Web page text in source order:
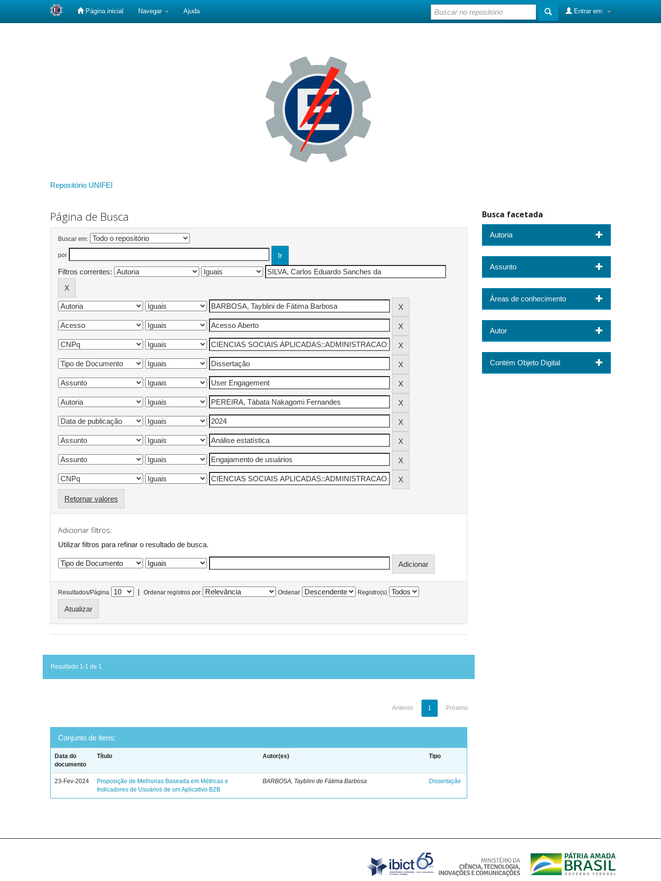
Página inicial Navegar Ajuda Entrar em:
Repositório UNIFEI
Página de Busca
Buscar em:
por
Filtros correntes:
Retornar valores
Adicionar filtros:
Utilizar filtros para refinar o resultado de busca.
Resultados/Página | Ordenar registros por Ordenar Registro(s)
Resultado 1-1 de 1.
Anterior 1 Próximo
Conjunto de itens:
Data do
documento
Título Autor(es) Tipo
23-Fev-2024
Proposição de Melhorias Baseada em Métricas e
Indicadores de Usuários de um Aplicativo B2B
BARBOSA, Tayblini de Fátima Barbosa Dissertação
Busca facetada
Autoria
Assunto
Áreas de conhecimento
Autor
Contém Objeto Digital